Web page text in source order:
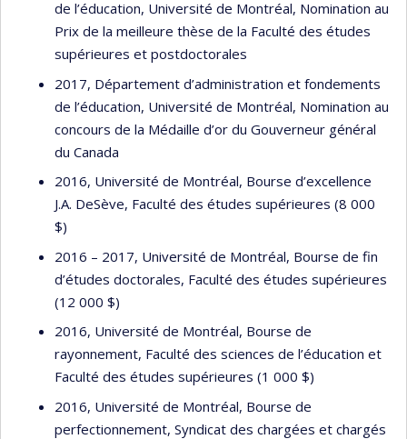
de l’éducation, Université de Montréal, Nomination au
Prix de la meilleure thèse de la Faculté des études
supérieures et postdoctorales
2017, Département d’administration et fondements
de l’éducation, Université de Montréal, Nomination au
concours de la Médaille d’or du Gouverneur général
du Canada
2016, Université de Montréal, Bourse d’excellence
J.A. DeSève, Faculté des études supérieures (8 000
$)
2016 – 2017, Université de Montréal, Bourse de fin
d’études doctorales, Faculté des études supérieures
(12 000 $)
2016, Université de Montréal, Bourse de
rayonnement, Faculté des sciences de l’éducation et
Faculté des études supérieures (1 000 $)
2016, Université de Montréal, Bourse de
perfectionnement, Syndicat des chargées et chargés